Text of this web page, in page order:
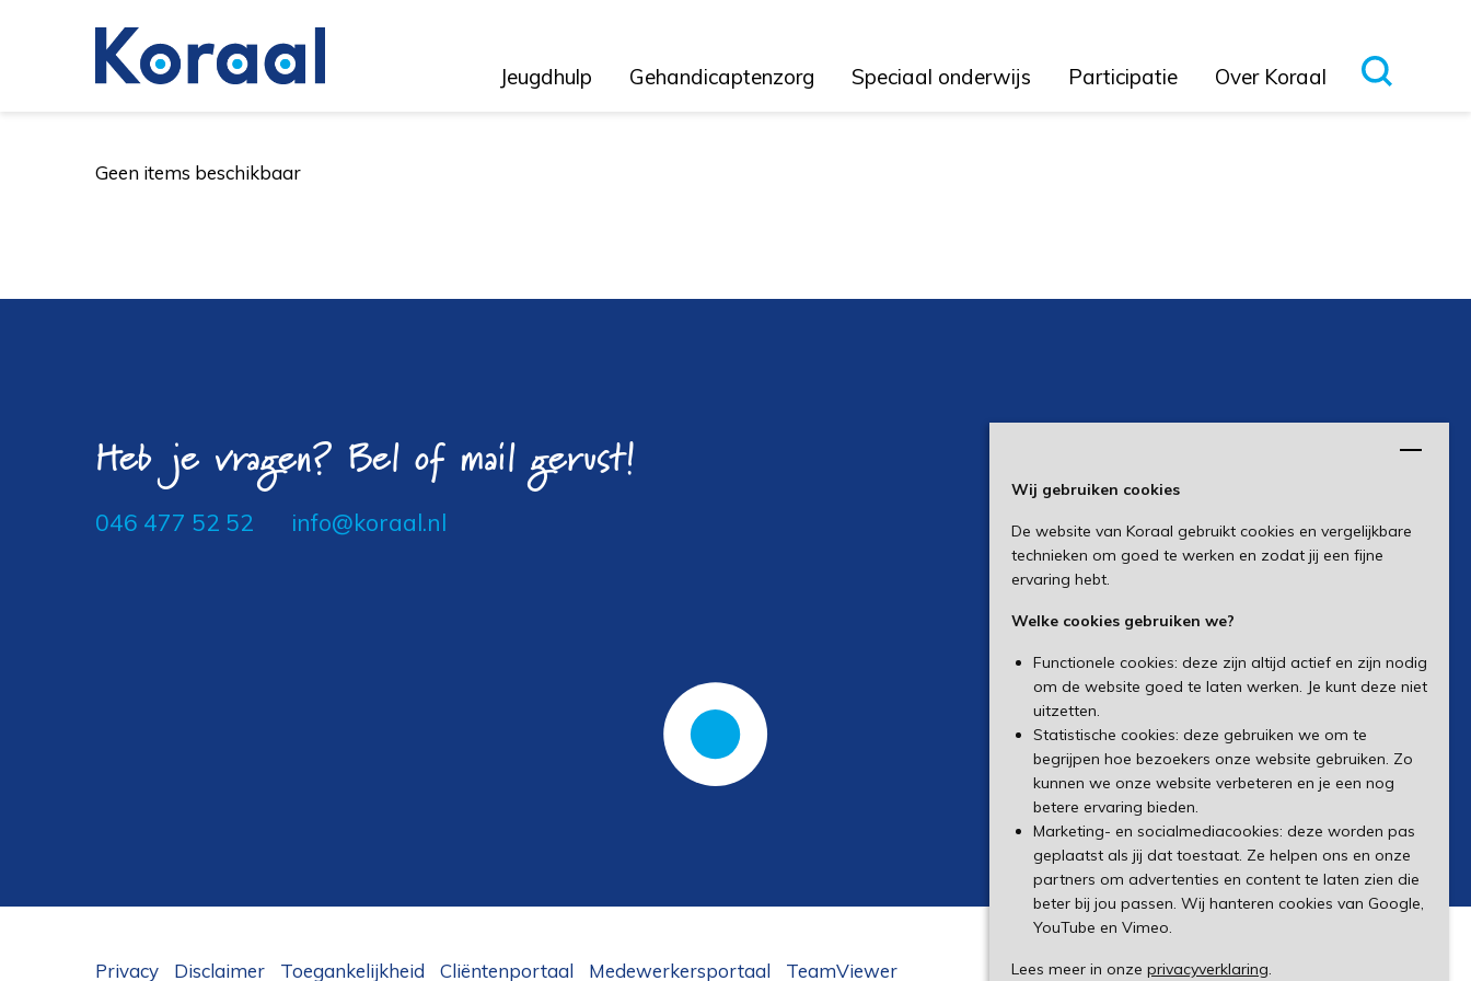
Wij gebruiken cookies
De website van Koraal gebruikt cookies en vergelijkbare
technieken om goed te werken en zodat jij een fijne
ervaring hebt.
Welke cookies gebruiken we?
Functionele cookies: deze zijn altijd actief en zijn nodig
om de website goed te laten werken. Je kunt deze niet
uitzetten.
Statistische cookies: deze gebruiken we om te
begrijpen hoe bezoekers onze website gebruiken. Zo
kunnen we onze website verbeteren en je een nog
betere ervaring bieden.
Marketing- en socialmediacookies: deze worden pas
geplaatst als jij dat toestaat. Ze helpen ons en onze
partners om advertenties en content te laten zien die
beter bij jou passen. Wij hanteren cookies van Google,
YouTube en Vimeo.
Lees meer in onze privacyverklaring.
Jeugdhulp Gehandicaptenzorg Speciaal onderwijs Participatie Over Koraal
Geen items beschikbaar
Heb je vragen? Bel of mail gerust!
046 477 52 52 info@koraal.nl
Privacy Disclaimer Toegankelijkheid Cliëntenportaal Medewerkersportaal TeamViewer Made by Ivengi © Koraal 2026